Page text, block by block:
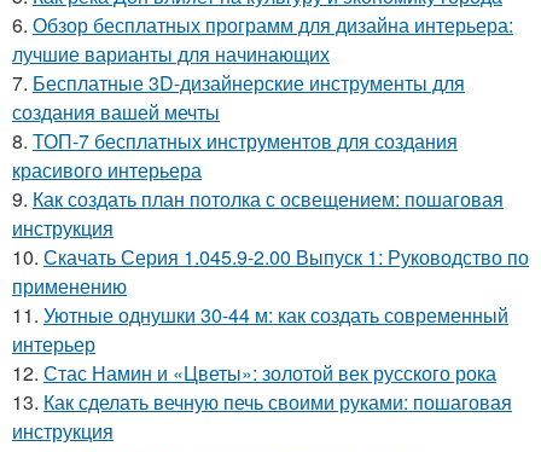
6. Обзор бесплатных программ для дизайна интерьера:
лучшие варианты для начинающих
7. Бесплатные 3D-дизайнерские инструменты для
создания вашей мечты
8. ТОП-7 бесплатных инструментов для создания
красивого интерьера
9. Как создать план потолка с освещением: пошаговая
инструкция
10. Скачать Серия 1.045.9-2.00 Выпуск 1: Руководство по
применению
11. Уютные однушки 30-44 м: как создать современный
интерьер
12. Стас Намин и «Цветы»: золотой век русского рока
13. Как сделать вечную печь своими руками: пошаговая
инструкция